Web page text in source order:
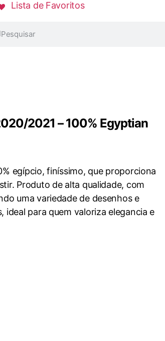
Lista de Favoritos
2021 – 100% Egyptian
egípcio, finíssimo, que proporciona
Produto de alta qualidade, com
uma variedade de desenhos e
ideal para quem valoriza elegancia e